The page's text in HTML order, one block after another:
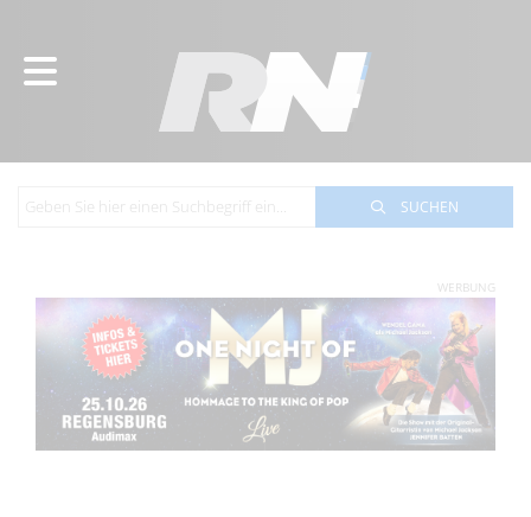
SUCHEN
WERBUNG